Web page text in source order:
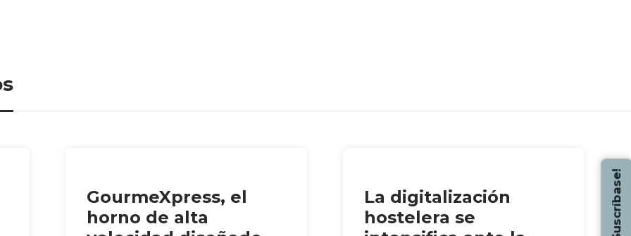
GourmeXpress, el
horno de alta
La digitalización
hostelera se
¡Suscríbase!